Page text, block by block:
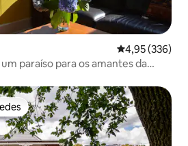
4,95 de uma
4,95 (336)
paraíso para os amantes da
dos hóspedes